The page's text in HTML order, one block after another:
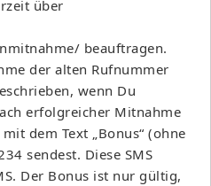
über
beauftragen.
der alten Rufnummer
wenn Du
erfolgreicher Mitnahme
dem Text „Bonus“ (ohne
sendest. Diese SMS
Der Bonus ist nur gültig,